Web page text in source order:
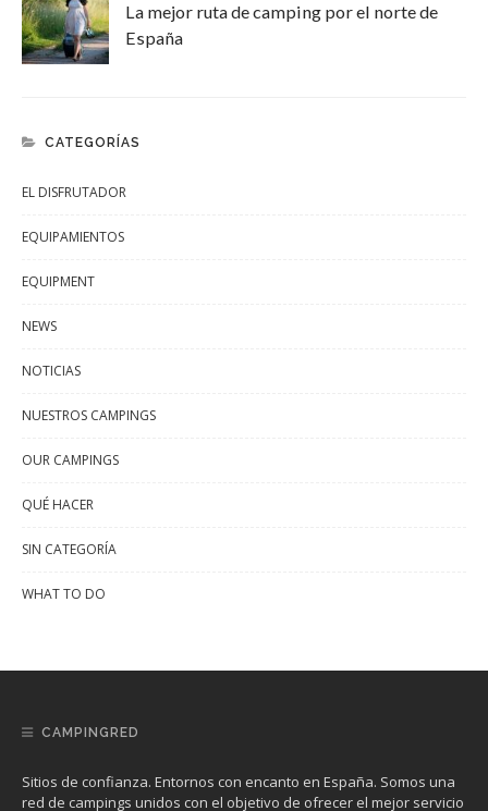
La mejor ruta de camping por el norte de
España
CATEGORÍAS
EL DISFRUTADOR
EQUIPAMIENTOS
EQUIPMENT
NEWS
NOTICIAS
NUESTROS CAMPINGS
OUR CAMPINGS
QUÉ HACER
SIN CATEGORÍA
WHAT TO DO
CAMPINGRED
Sitios de confianza. Entornos con encanto en España. Somos una
red de campings unidos con el objetivo de ofrecer el mejor servicio